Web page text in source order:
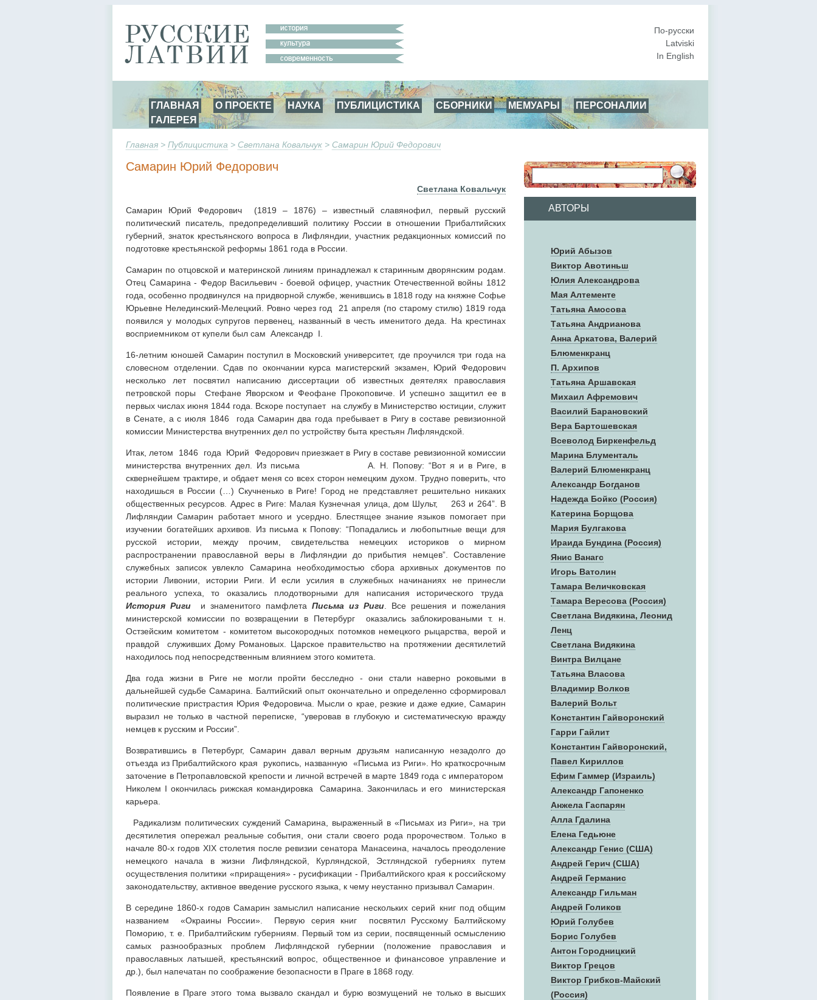
По-русски
Latviski
In English
ГЛАВНАЯ О ПРОЕКТЕ НАУКА ПУБЛИЦИСТИКА СБОРНИКИ МЕМУАРЫ
ПЕРСОНАЛИИ
ГАЛЕРЕЯ
Главная > Публицистика > Светлана Ковальчук > Самарин Юрий Федорович
АВТОРЫ
Юрий Абызов
Виктор Авотиньш
Юлия Александрова
Мая Алтементе
Татьяна Амосова
Татьяна Андрианова
Анна Аркатова, Валерий
Блюменкранц
П. Архипов
Татьяна Аршавская
Михаил Афремович
Василий Барановский
Вера Бартошевская
Всеволод Биркенфельд
Марина Блументаль
Валерий Блюменкранц
Александр Богданов
Надежда Бойко (Россия)
Катерина Борщова
Мария Булгакова
Ираида Бундина (Россия)
Янис Ванагс
Игорь Ватолин
Тамара Величковская
Тамара Вересова (Россия)
Светлана Видякина, Леонид
Ленц
Светлана Видякина
Винтра Вилцане
Татьяна Власова
Владимир Волков
Валерий Вольт
Константин Гайворонский
Гарри Гайлит
Константин Гайворонский,
Павел Кириллов
Ефим Гаммер (Израиль)
Александр Гапоненко
Анжела Гаспарян
Алла Гдалина
Елена Гедьюне
Александр Генис (США)
Андрей Герич (США)
Андрей Германис
Александр Гильман
Андрей Голиков
Юрий Голубев
Борис Голубев
Антон Городницкий
Виктор Грецов
Виктор Грибков-Майский
(Россия)
Самарин Юрий Федорович
Светлана Ковальчук
Самарин Юрий Федорович (1819 – 1876) – известный славянофил, первый русский
политический писатель, предопределивший политику России в отношении Прибалтийских
губерний, знаток крестьянского вопроса в Лифляндии, участник редакционных комиссий по
подготовке крестьянской реформы 1861 года в России.
Самарин по отцовской и материнской линиям принадлежал к старинным дворянским родам.
Отец Самарина - Федор Васильевич - боевой офицер, участник Отечественной войны 1812
года, особенно продвинулся на придворной службе, женившись в 1818 году на княжне Софье
Юрьевне Нелединский-Мелецкий. Ровно через год 21 апреля (по старому стилю) 1819 года
появился у молодых супругов первенец, названный в честь именитого деда. На крестинах
восприемником от купели был сам Александр I.
16-летним юношей Самарин поступил в Московский университет, где проучился три года на
словесном отделении. Сдав по окончании курса магистерский экзамен, Юрий Федорович
несколько лет посвятил написанию диссертации об известных деятелях православия
петровской поры Стефане Яворском и Феофане Прокоповиче. И успешно защитил ее в
первых числах июня 1844 года. Вскоре поступает на службу в Министерство юстиции, служит
в Сенате, а с июля 1846 года Самарин два года пребывает в Ригу в составе ревизионной
комиссии Министерства внутренних дел по устройству быта крестьян Лифляндской.
Итак, летом 1846 года Юрий Федорович приезжает в Ригу в составе ревизионной комиссии
министерства внутренних дел. Из письма А. Н. Попову: “Вот я и в Риге, в
сквернейшем трактире, и обдает меня со всех сторон немецким духом. Трудно поверить, что
находишься в России (…) Скучненько в Риге! Город не представляет решительно никаких
общественных ресурсов. Адрес в Риге: Малая Кузнечная улица, дом Шульт, 263 и 264”. В
Лифляндии Самарин работает много и усердно. Блестящее знание языков помогает при
изучении богатейших архивов. Из письма к Попову: “Попадались и любопытные вещи для
русской истории, между прочим, свидетельства немецких историков о мирном
распространении православной веры в Лифляндии до прибытия немцев”. Составление
служебных записок увлекло Самарина необходимостью сбора архивных документов по
истории Ливонии, истории Риги. И если усилия в служебных начинаниях не принесли
реального успеха, то оказались плодотворными для написания исторического труда
История Риги и знаменитого памфлета Письма из Риги. Все решения и пожелания
министерской комиссии по возвращении в Петербург оказались заблокироваными т. н.
Остзейским комитетом - комитетом высокородных потомков немецкого рыцарства, верой и
правдой служивших Дому Романовых. Царское правительство на протяжении десятилетий
находилось под непосредственным влиянием этого комитета.
Два года жизни в Риге не могли пройти бесследно - они стали наверно роковыми в
дальнейшей судьбе Самарина. Балтийский опыт окончательно и определенно сформировал
политические пристрастия Юрия Федоровича. Мысли о крае, резкие и даже едкие, Самарин
выразил не только в частной переписке, “уверовав в глубокую и систематическую вражду
немцев к русским и России”.
Возвратившись в Петербург, Самарин давал верным друзьям написанную незадолго до
отъезда из Прибалтийского края рукопись, названную «Письма из Риги». Но краткосрочным
заточение в Петропавловской крепости и личной встречей в марте 1849 года с императором
Николем I окончилась рижская командировка Самарина. Закончилась и его министерская
карьера.
Радикализм политических суждений Самарина, выраженный в «Письмах из Риги», на три
десятилетия опережал реальные события, они стали своего рода пророчеством. Только в
начале 80-х годов XIX столетия после ревизии сенатора Манасеина, началось преодоление
немецкого начала в жизни Лифляндской, Курляндской, Эстляндской губерниях путем
осуществления политики «приращения» - русификации - Прибалтийского края к российскому
законодательству, активное введение русского языка, к чему неустанно призывал Самарин.
В середине 1860-х годов Самарин замыслил написание нескольких серий книг под общим
названием «Окраины России».
Первую серия книг посвятил
Русскому Балтийскому
Поморию, т. е. Прибалтийским губерниям. Первый том из серии, посвященный осмыслению
самых разнообразных проблем Лифляндской губернии (положение православия и
православных латышей, крестьянский вопрос, общественное и финансовое управление и
др.), был напечатан по соображение безопасности в Праге в 1868 году.
Появление в Праге этого тома вызвало скандал и бурю возмущений не только в высших